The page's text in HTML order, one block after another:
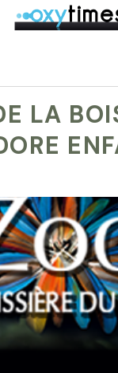
la recherche
cookies